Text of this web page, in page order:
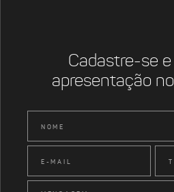
Cadastre-se
apresentação